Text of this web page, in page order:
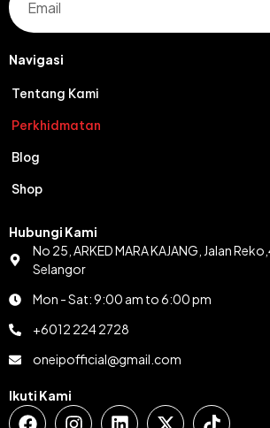
Navigasi
Tentang Kami
Perkhidmatan
Blog
Shop
Hubungi Kami
No 25, ARKED MARA KAJANG, Jalan
Selangor
Mon - Sat: 9:00 am to 6:00 pm
+6012 224 2728
oneipofficial@gmail.com
Ikuti Kami